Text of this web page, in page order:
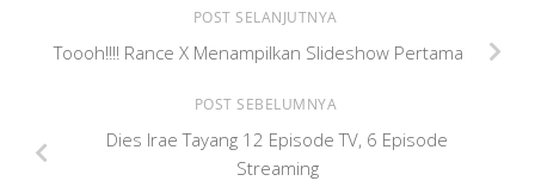
POST SELANJUTNYA
Toooh!!!! Rance X Menampilkan Slideshow Pertama
POST SEBELUMNYA
Dies Irae Tayang 12 Episode TV, 6 Episode
Streaming